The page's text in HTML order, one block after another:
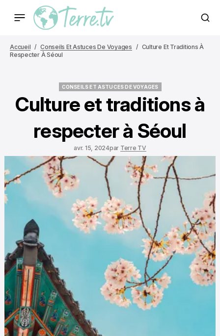
Accueil Conseils Et Astuces De Voyages
Culture Et Traditions À
Respecter À Séoul
CONSEILS ET ASTUCES DE VOYAGES
Culture et traditions à
respecter à Séoul
avr. 15, 2024par Terre TV